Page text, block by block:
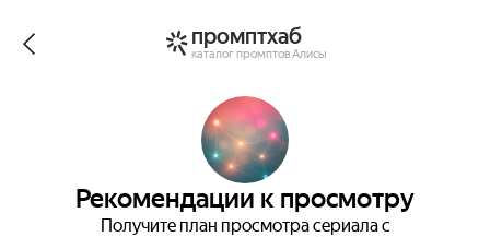
промптхаб
каталог промптов Алисы
Рекомендации к просмотру
Получите план просмотра сериала с